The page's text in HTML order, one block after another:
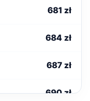
681 zł
684 zł
687 zł
690 zł